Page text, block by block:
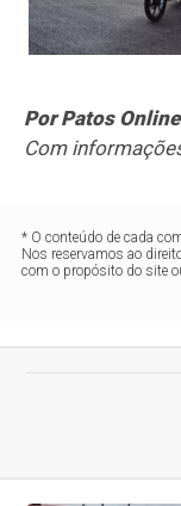
Por Patos Online
Com
* O conteúdo de cada
Nos reservamos ao
com o propósito do site